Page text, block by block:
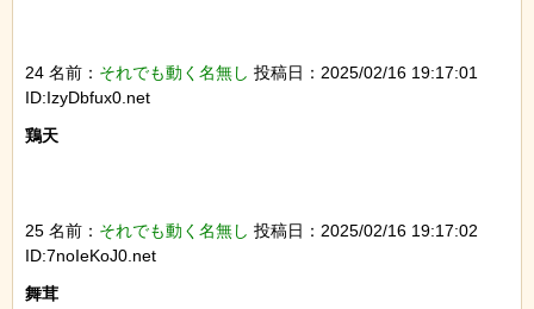
24 名前： それでも動く名無し 投稿日：2025/02/16 19:17:01
ID:IzyDbfux0.net
鶏天
25 名前： それでも動く名無し 投稿日：2025/02/16 19:17:02
ID:7noIeKoJ0.net
舞茸